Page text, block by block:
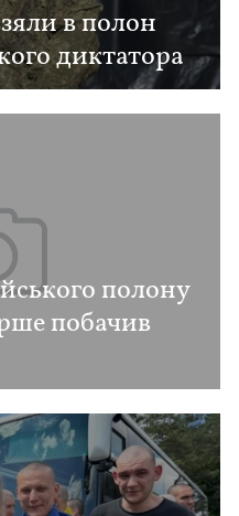
в полон
диктатора
полону
побачив